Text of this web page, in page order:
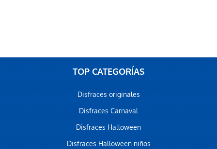
TOP CATEGORÍAS
Disfraces originales
Disfraces Carnaval
Disfraces Halloween
Disfraces Halloween niños